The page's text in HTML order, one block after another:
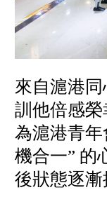
來自滬港同
訓他倍感
為滬港青
機合一” 的
後狀態逐漸